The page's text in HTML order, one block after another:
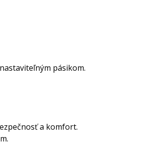
pásikom.
a komfort.